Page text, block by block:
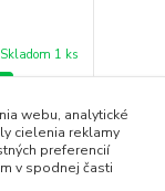
Skladom 1 ks
webu, analytické
cielenia reklamy
preferencií
v spodnej časti